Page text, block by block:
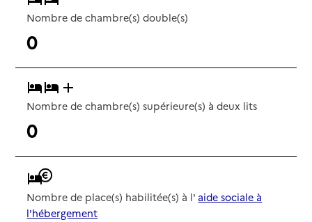
Nombre de chambre(s) double(s)
0
Nombre de chambre(s) supérieure(s) à deux lits
0
Nombre de place(s) habilitée(s) à l' aide sociale à
l'hébergement